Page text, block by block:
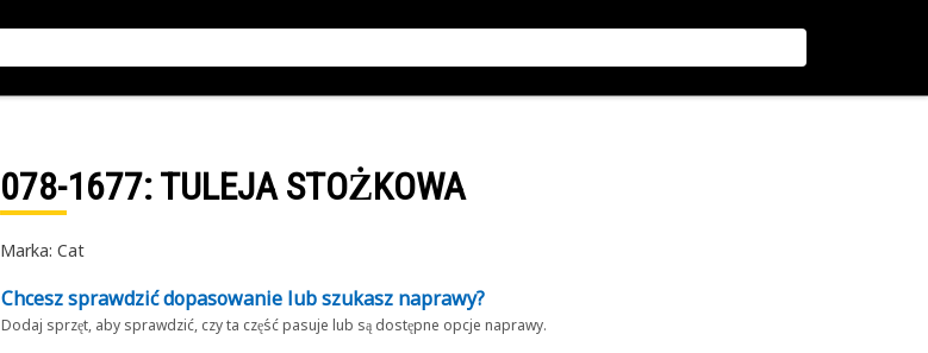
078-1677: TULEJA STOŻKOWA
Marka: Cat
Chcesz sprawdzić dopasowanie lub szukasz naprawy?
Dodaj sprzęt, aby sprawdzić, czy ta część pasuje lub są dostępne opcje naprawy.